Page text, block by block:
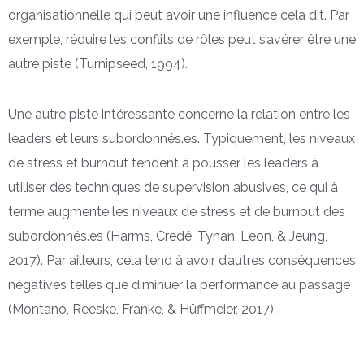
organisationnelle qui peut avoir une influence cela dit. Par
exemple, réduire les conflits de rôles peut s’avérer être une
autre piste (Turnipseed, 1994).
Une autre piste intéressante concerne la relation entre les
leaders et leurs subordonnés.es. Typiquement, les niveaux
de stress et burnout tendent à pousser les leaders à
utiliser des techniques de supervision abusives, ce qui à
terme augmente les niveaux de stress et de burnout des
subordonnés.es (Harms, Credé, Tynan, Leon, & Jeung,
2017). Par ailleurs, cela tend à avoir d’autres conséquences
négatives telles que diminuer la performance au passage
(Montano, Reeske, Franke, & Hüffmeier, 2017).